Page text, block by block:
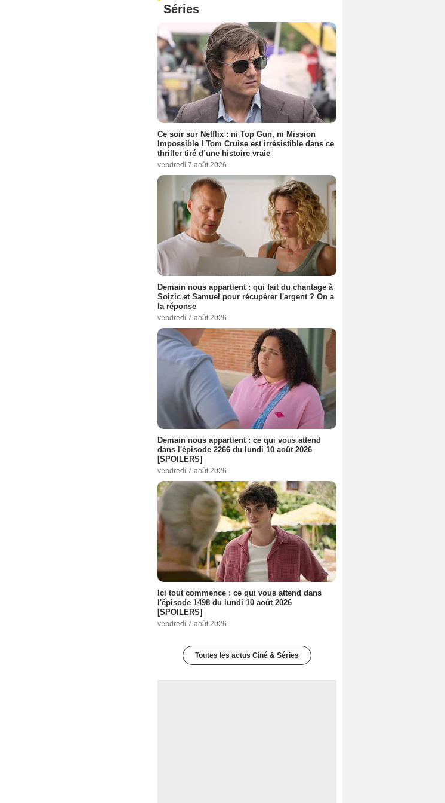
Séries
Ce soir sur Netflix : ni Top Gun, ni Mission
Impossible ! Tom Cruise est irrésistible dans ce
thriller tiré d’une histoire vraie
vendredi 7 août 2026
Demain nous appartient : qui fait du chantage à
Soizic et Samuel pour récupérer l'argent ? On a
la réponse
vendredi 7 août 2026
Demain nous appartient : ce qui vous attend
dans l'épisode 2266 du lundi 10 août 2026
[SPOILERS]
vendredi 7 août 2026
Ici tout commence : ce qui vous attend dans
l'épisode 1498 du lundi 10 août 2026
[SPOILERS]
vendredi 7 août 2026
Toutes les actus Ciné & Séries